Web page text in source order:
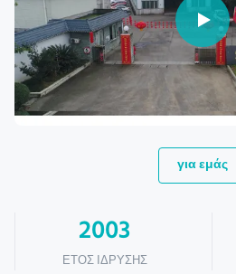
για εμάς
2003
ΈΤΟΣ ΊΔΡΥΣΗΣ